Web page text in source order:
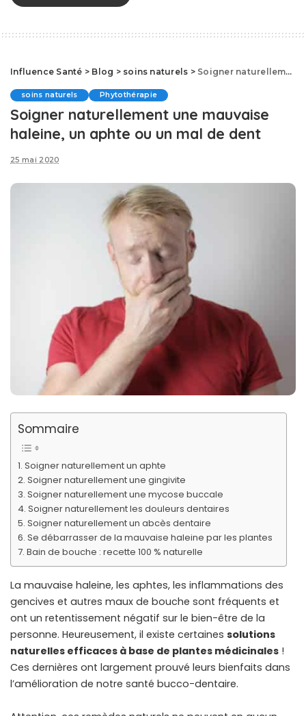
Influence Santé > Blog > soins naturels > Soigner naturellement une mauvaise haleine, un aphte ou un mal de dent
soins naturels Phytothérapie
Soigner naturellement une mauvaise
haleine, un aphte ou un mal de dent
25 mai 2020
Sommaire
Soigner naturellement un aphte
Soigner naturellement une gingivite
Soigner naturellement une mycose buccale
Soigner naturellement les douleurs dentaires
Soigner naturellement un abcès dentaire
Se débarrasser de la mauvaise haleine par les plantes
Bain de bouche : recette 100 % naturelle
La mauvaise haleine, les aphtes, les inflammations des
gencives et autres maux de bouche sont fréquents et
ont un retentissement négatif sur le bien-être de la
personne. Heureusement, il existe certaines solutions
naturelles efficaces à base de plantes médicinales !
Ces dernières ont largement prouvé leurs bienfaits dans
l’amélioration de notre santé bucco-dentaire.